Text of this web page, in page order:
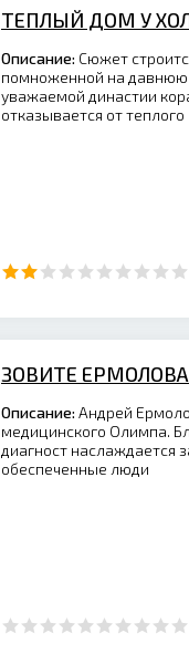
ТЕПЛЫЙ ДОМ У
Описание: Сюжет
помноженной на давнюю
уважаемой династии
отказывается от теплого
ЗОВИТЕ ЕРМОЛОВА
Описание: Андрей
медицинского Олимпа.
диагност наслаждается
обеспеченные люди